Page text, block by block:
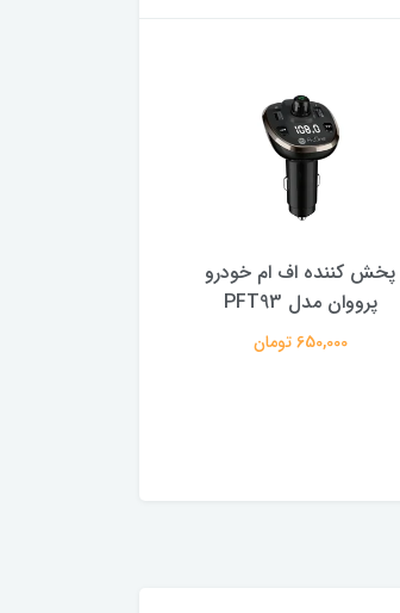
پخش کننده اف ام خودرو
پرووان مدل PFT93
650,000 تومان